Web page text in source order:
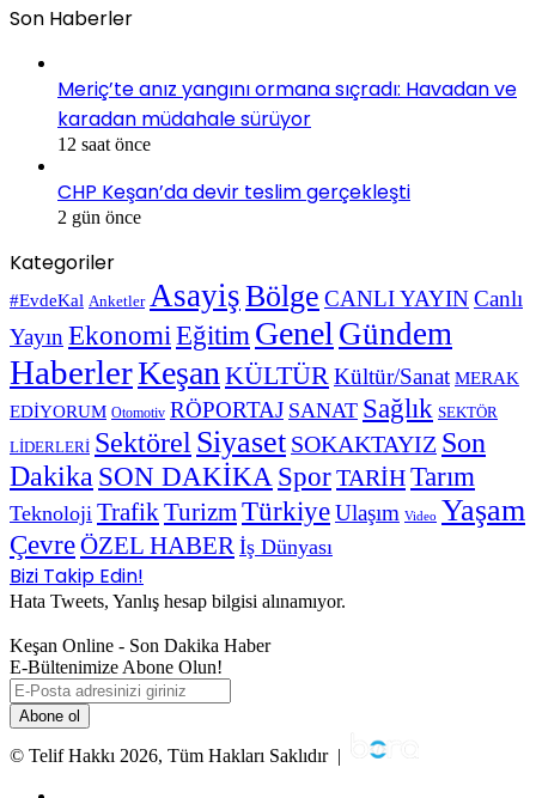
Son Haberler
Meriç’te anız yangını ormana sıçradı: Havadan ve
karadan müdahale sürüyor
12 saat önce
CHP Keşan’da devir teslim gerçekleşti
2 gün önce
Kategoriler
#EvdeKal Anketler AsayişBölge CANLI YAYINCanlı
Yayın Ekonomi Eğitim Genel Gündem
HaberlerKeşan KÜLTÜRKültür/Sanat MERAK
EDİYORUM Otomotiv RÖPORTAJ SANAT Sağlık SEKTÖR
LİDERLERİ Sektörel Siyaset SOKAKTAYIZ Son
Dakika SON DAKİKA SporTARİHTarım
Teknoloji TrafikTurizmTürkiyeUlaşım Video Yaşam
ÇevreÖZEL HABER İş Dünyası
Bizi Takip Edin!
Hata Tweets, Yanlış hesap bilgisi alınamıyor.
Keşan Online - Son Dakika Haber
E-Bültenimize Abone Olun!
E-
Posta
adresinizi
giriniz
© Telif Hakkı 2026, Tüm Hakları Saklıdır |